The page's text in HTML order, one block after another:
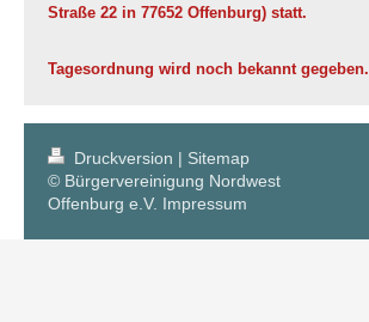
Straße 22 in 77652 Offenburg) statt.
Tagesordnung wird noch bekannt gegeben.
Druckversion | Sitemap
© Bürgervereinigung Nordwest
Offenburg e.V. Impressum